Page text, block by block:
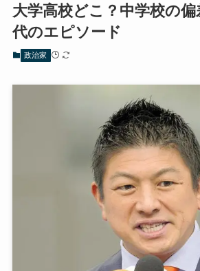
大学高校どこ？中学校の
代のエピソード
政治家